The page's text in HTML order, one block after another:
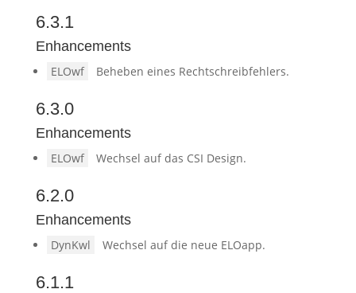
6.3.1
Enhancements
ELOwf Beheben eines Rechtschreibfehlers.
6.3.0
Enhancements
ELOwf Wechsel auf das CSI Design.
6.2.0
Enhancements
DynKwl Wechsel auf die neue ELOapp.
6.1.1